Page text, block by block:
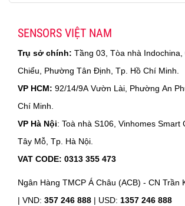
SENSORS VIỆT NAM
Trụ sở chính: Tầng 03, Tòa nhà
Chiểu, Phường Tân Định, Tp. Hồ Chí Minh.
VP HCM: 92/14/9A Vườn Lài, Phường An
Chí Minh.
VP Hà Nội: Toà nhà S106, Vinhomes Smart
Tây Mỗ, Tp. Hà Nội.
VAT CODE: 0313 355 473
Ngân Hàng TMCP Á Châu (ACB) - CN Trần
| VND: 357 246 888 | USD: 1357 246 888